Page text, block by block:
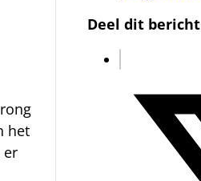
het
er
Deel dit bericht